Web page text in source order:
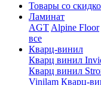
Товары со
Ламинат
AGT Alpine Floor
все
Кварц-винил
Кварц винил
Кварц винил
Vinilam Кварц-